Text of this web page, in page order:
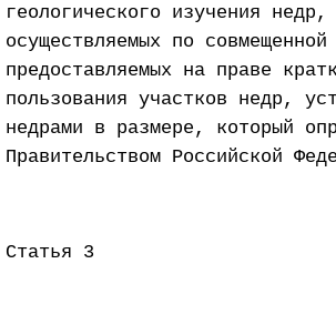
геологического изучения
осуществляемых по
предоставляемых на праве
пользования участков недр,
недрами в размере, который
Правительством Российской
Статья 3